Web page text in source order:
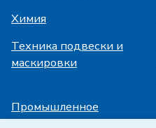
Химия
Техника подвески и
маскировки
Промышленное
охлаждение